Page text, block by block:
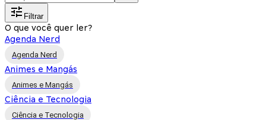
Filtrar
O que você quer ler?
Agenda Nerd
Agenda Nerd
Animes e Mangás
Animes e Mangás
Ciência e Tecnologia
Ciência e Tecnologia